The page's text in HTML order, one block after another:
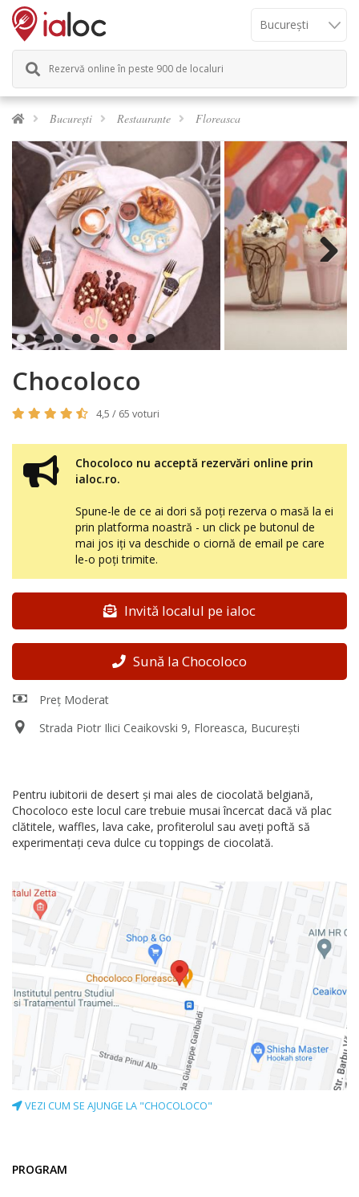
Rezervă online în peste 900 de localuri
București Restaurante Floreasca
Previous
Chocoloco
4,5 / 65 voturi
Chocoloco nu acceptă rezervări online prin
ialoc.ro.
Spune-le de ce ai dori să poți rezerva o masă la ei
prin platforma noastră - un click pe butonul de
mai jos iți va deschide o ciornă de email pe care
le-o poți trimite.
Invită localul pe ialoc
Sună la Chocoloco
Preț Moderat
Strada Piotr Ilici Ceaikovski 9, Floreasca, București
Pentru iubitorii de desert și mai ales de ciocolată belgiană,
Chocoloco este locul care trebuie musai încercat dacă vă plac
clătitele, waffles, lava cake, profiterolul sau aveți poftă să
experimentați ceva dulce cu toppings de ciocolată.
VEZI CUM SE AJUNGE LA "CHOCOLOCO"
PROGRAM